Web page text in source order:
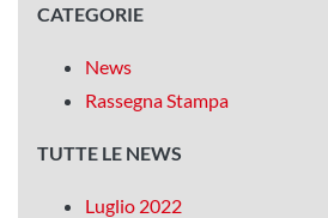
CATEGORIE
News
Rassegna Stampa
TUTTE LE NEWS
Luglio 2022